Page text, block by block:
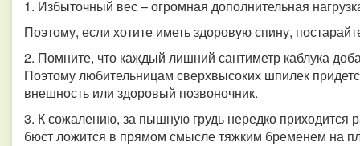
1. Избыточный вес – огромная дополнительная
Поэтому, если хотите иметь здоровую спину,
2. Помните, что каждый лишний сантиметр каблука
Поэтому любительницам сверхвысоких шпилек
внешность или здоровый позвоночник.
3. К сожалению, за пышную грудь нередко приходится
бюст ложится в прямом смысле тяжким бременем на